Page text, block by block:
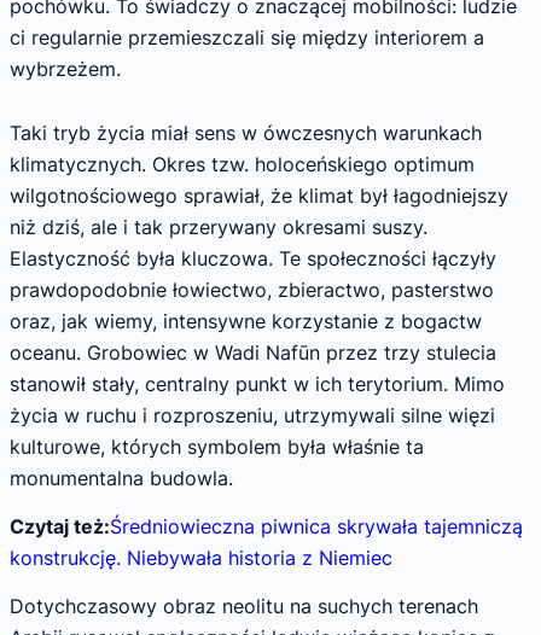
pochówku. To świadczy o znaczącej mobilności: ludzie
ci regularnie przemieszczali się między interiorem a
wybrzeżem.
Taki tryb życia miał sens w ówczesnych warunkach
klimatycznych. Okres tzw. holoceńskiego optimum
wilgotnościowego sprawiał, że klimat był łagodniejszy
niż dziś, ale i tak przerywany okresami suszy.
Elastyczność była kluczowa. Te społeczności łączyły
prawdopodobnie łowiectwo, zbieractwo, pasterstwo
oraz, jak wiemy, intensywne korzystanie z bogactw
oceanu. Grobowiec w Wadi Nafūn przez trzy stulecia
stanowił stały, centralny punkt w ich terytorium. Mimo
życia w ruchu i rozproszeniu, utrzymywali silne więzi
kulturowe, których symbolem była właśnie ta
monumentalna budowla.
Czytaj też:Średniowieczna piwnica skrywała tajemniczą
konstrukcję. Niebywała historia z Niemiec
Dotychczasowy obraz neolitu na suchych terenach